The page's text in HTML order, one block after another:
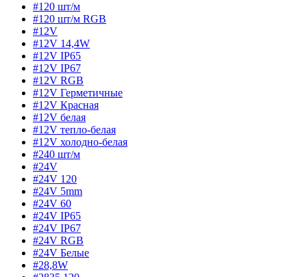
#120 шт/м
#120 шт/м RGB
#12V
#12V 14,4W
#12V IP65
#12V IP67
#12V RGB
#12V Герметичные
#12V Красная
#12V белая
#12V тепло-белая
#12V холодно-белая
#240 шт/м
#24V
#24V 120
#24V 5mm
#24V 60
#24V IP65
#24V IP67
#24V RGB
#24V Белые
#28,8W